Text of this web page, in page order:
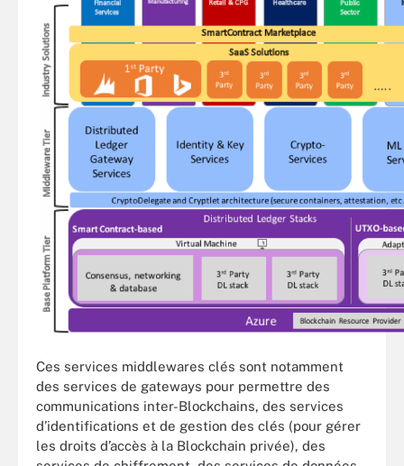
Ces services middlewares clés sont notamment
des services de gateways pour permettre des
communications inter-Blockchains, des services
d’identifications et de gestion des clés (pour gérer
les droits d’accès à la Blockchain privée), des